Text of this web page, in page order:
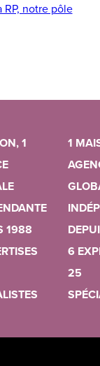
notre pôle
1
1988
1
6
25